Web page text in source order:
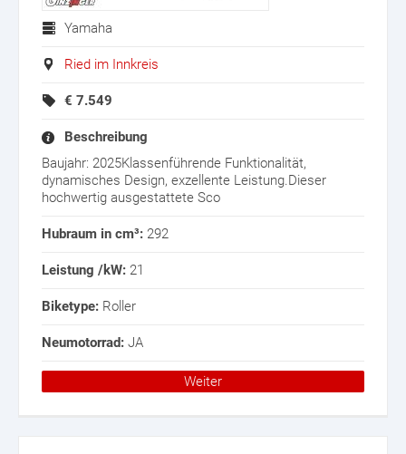
Yamaha
Ried im Innkreis
€ 7.549
Beschreibung
Baujahr: 2025Klassenführende Funktionalität,
dynamisches Design, exzellente Leistung.Dieser
hochwertig ausgestattete Sco
Hubraum in cm³: 292
Leistung /kW: 21
Biketype: Roller
Neumotorrad: JA
Weiter